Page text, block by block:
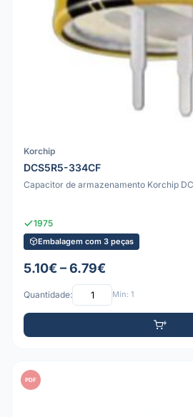
Korchip
DCS5R5-334CF
Capacitor de armazenamento Korchip
1975
Embalagem com 3 peças
5.10€ – 6.79€
Quantidade: Mín: 1
PDF